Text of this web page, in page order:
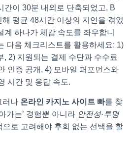
간이 30분 내외로 단축되었고, B
평균 48시간 이상의 지연을 겪었
계 하나가 체감 속도를 좌우합니
다음 체크리스트를 활용하세요: 1)
, 2) 지원되는 결제 수단과 수수료
인증 공개, 4) 모바일 퍼포먼스와
시간 및 응답 속도.
러나 온라인 카지노 사이트 빠를 찾
가는’ 경험뿐 아니라 안전성·투명
으로 고려해야 후회 없는 선택을 할